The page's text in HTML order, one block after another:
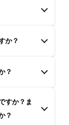
か？
？
すか？ま
？